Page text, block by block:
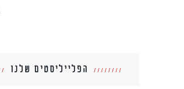
הפלייליסטים שלנו